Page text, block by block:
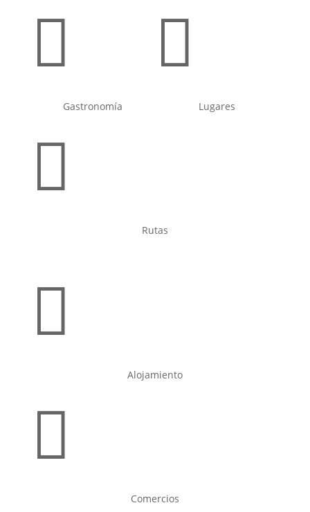

Gastronomía

Lugares

Rutas

Alojamiento

Comercios